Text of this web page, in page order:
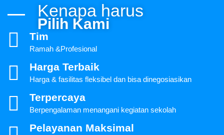
Kenapa harus
Pilih Kami
Tim
Ramah &Profesional
Harga Terbaik
Harga & fasilitas fleksibel dan bisa dinegosiasikan
Terpercaya
Berpengalaman menangani kegiatan sekolah
Pelayanan Maksimal